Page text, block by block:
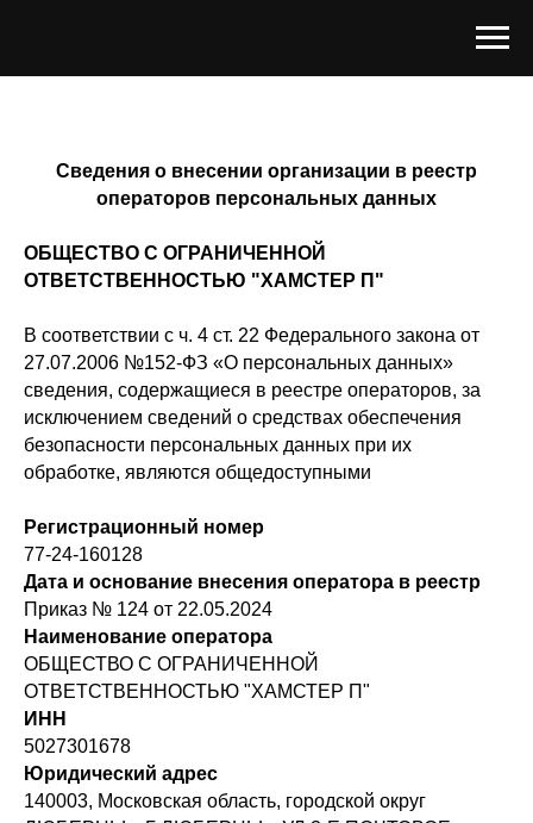
Сведения о внесении организации в реестр
операторов персональных данных
ОБЩЕСТВО С ОГРАНИЧЕННОЙ
ОТВЕТСТВЕННОСТЬЮ "ХАМСТЕР П"
В соответствии с ч. 4 ст. 22 Федерального закона от
27.07.2006 №152-ФЗ «О персональных данных»
сведения, содержащиеся в реестре операторов, за
исключением сведений о средствах обеспечения
безопасности персональных данных при их
обработке, являются общедоступными
Регистрационный номер
77-24-160128
Дата и основание внесения оператора в реестр
Приказ № 124 от 22.05.2024
Наименование оператора
ОБЩЕСТВО С ОГРАНИЧЕННОЙ
ОТВЕТСТВЕННОСТЬЮ "ХАМСТЕР П"
ИНН
5027301678
Юридический адрес
140003, Московская область, городской округ